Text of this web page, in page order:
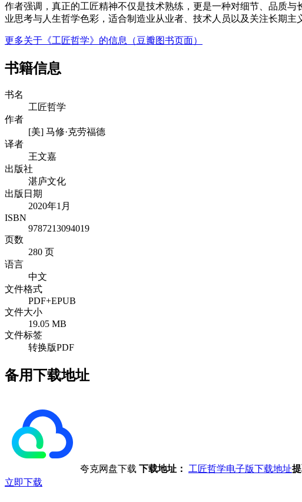
作者强调，真正的工匠精神不仅是技术熟练，更是一种对细节、品质
业思考与人生哲学色彩，适合制造业从业者、技术人员以及关注长期
更多关于《工匠哲学》的信息（豆瓣图书页面）
书籍信息
书名
工匠哲学
作者
[美] 马修·克劳福德
译者
王文嘉
出版社
湛庐文化
出版日期
2020年1月
ISBN
9787213094019
页数
280 页
语言
中文
文件格式
PDF+EPUB
文件大小
19.05 MB
文件标签
转换版PDF
备用下载地址
夸克网盘下载 下载地址： 工匠哲学电子版下载地址
立即下载